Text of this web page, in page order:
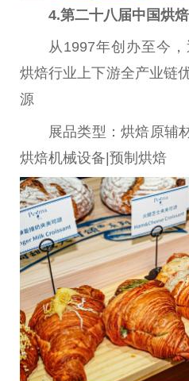
4.第二十八届中国烘
从1997年创办至今，
烘焙行业上下游全产业链
源
展品类型：烘焙原辅
烘焙机械设备|预制烘焙